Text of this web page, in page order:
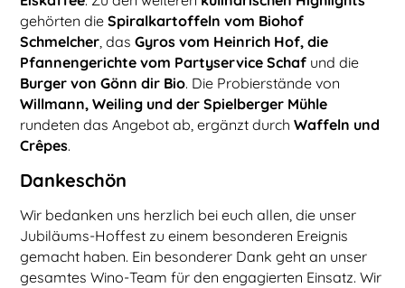
gehörten dieSpiralkartoffeln vom Biohof
Schmelcher, dasGyros vom Heinrich Hof, die
Pfannengerichte vom Partyservice Schaf und die
Burger von Gönn dir Bio. Die Probierstände von
Willmann, Weiling und der Spielberger Mühle
rundeten das Angebot ab, ergänzt durchWaffeln und
Crêpes.
Dankeschön
Wir bedanken uns herzlich bei euch allen, die unser
Jubiläums-Hoffest zu einem besonderen Ereignis
gemacht haben. Ein besonderer Dank geht an unser
gesamtes Wino-Team für den engagierten Einsatz. Wir